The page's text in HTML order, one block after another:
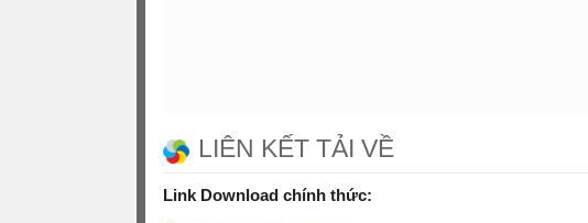
LIÊN KẾT TẢI VỀ
Link Download chính thức: